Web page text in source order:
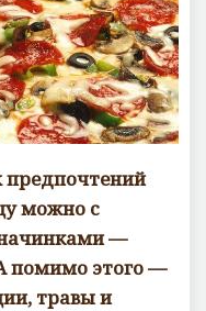
предпочтений
можно с
—
помимо этого —
травы и